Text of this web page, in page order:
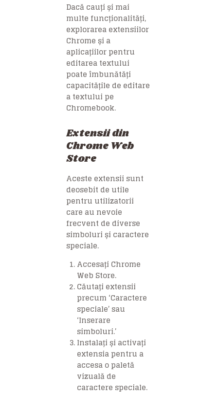
Dacă cauți și mai
multe funcționalități,
explorarea extensiilor
Chrome și a
aplicațiilor pentru
editarea textului
poate îmbunătăți
capacitățile de editare
a textului pe
Chromebook.
Extensii din
Chrome Web
Store
Aceste extensii sunt
deosebit de utile
pentru utilizatorii
care au nevoie
frecvent de diverse
simboluri și caractere
speciale.
Accesați Chrome
Web Store.
Căutați extensii
precum ‘Caractere
speciale’ sau
‘Inserare
simboluri.’
Instalați și activați
extensia pentru a
accesa o paletă
vizuală de
caractere speciale.